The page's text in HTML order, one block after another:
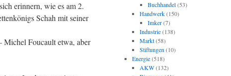
erinnern, wie es am 2.
Schah mit seiner
Foucault etwa, aber
Buchhandel(53)
Handwerk(150)
Imker(7)
Industrie(138)
Markt(58)
Stiftungen (10)
Energie(518)
AKW(132)